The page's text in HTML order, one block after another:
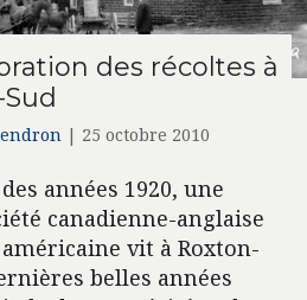
des récoltes à
| 25 octobre 2010
années 1920, une
canadienne-anglaise
vit à Roxton-
belles années